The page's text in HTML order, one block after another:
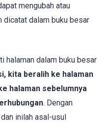
mengubah atau
dalam buku besar
halaman dalam buku besar
kita beralih ke halaman
halaman sebelumnya
. Dengan
inilah asal-usul